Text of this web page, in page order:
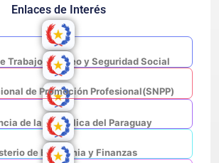
Enlaces de Interés
Trabajo, Empleo y Seguridad Social
de Promoción Profesional(SNPP)
de la República del Paraguay
de Economia y Finanzas